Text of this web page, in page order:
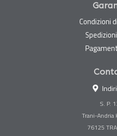
Condizioni
S. P.
Trani-Andria